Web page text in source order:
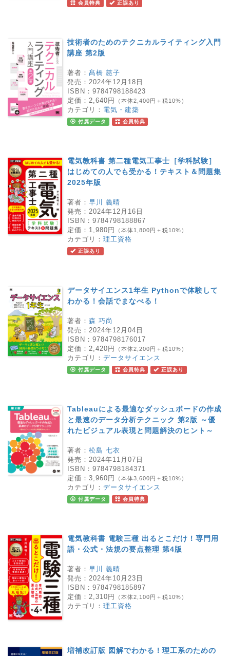
会員特典 正誤あり
技術者のためのテクニカルライティング入門
講座 第2版
著者： 髙橋 慈子
発売： 2024年12月18日
ISBN： 9784798188423
定価： 2,640円 （本体2,400円＋税10%）
カテゴリ： 電気・建築
付属データ 会員特典
電気教科書 第二種電気工事士［学科試験］
はじめての人でも受かる！テキスト＆問題集
2025年版
著者： 早川 義晴
発売： 2024年12月16日
ISBN： 9784798188867
定価： 1,980円 （本体1,800円＋税10%）
カテゴリ： 理工資格
正誤あり
データサイエンス1年生 Pythonで体験して
わかる！会話でまなべる！
著者： 森 巧尚
発売： 2024年12月04日
ISBN： 9784798176017
定価： 2,420円 （本体2,200円＋税10%）
カテゴリ： データサイエンス
付属データ 会員特典 正誤あり
Tableauによる最適なダッシュボードの作成
と最速のデータ分析テクニック 第2版 ～優
れたビジュアル表現と問題解決のヒント～
著者： 松島 七衣
発売： 2024年11月07日
ISBN： 9784798184371
定価： 3,960円 （本体3,600円＋税10%）
カテゴリ： データサイエンス
付属データ 会員特典
電気教科書 電験三種 出るとこだけ！専門用
語・公式・法規の要点整理 第4版
著者： 早川 義晴
発売： 2024年10月23日
ISBN： 9784798185897
定価： 2,310円 （本体2,100円＋税10%）
カテゴリ： 理工資格
増補改訂版 図解でわかる！理工系のための